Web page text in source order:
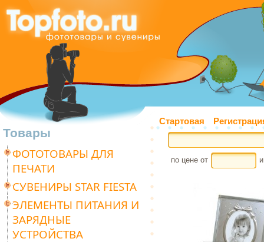
Стартовая
Товары
ФОТОТОВАРЫ ДЛЯ
ПЕЧАТИ
СУВЕНИРЫ STAR FIESTA
ЭЛЕМЕНТЫ ПИТАНИЯ И
ЗАРЯДНЫЕ
УСТРОЙСТВА
по цене от